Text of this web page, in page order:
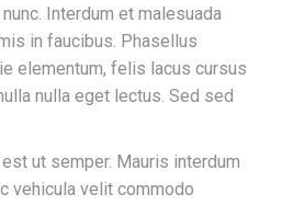
Interdum et malesuada
in faucibus. Phasellus
elementum, felis lacus cursus
nulla eget lectus. Sed sed
ut semper. Mauris interdum
vehicula velit commodo